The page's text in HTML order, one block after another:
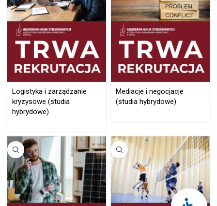
Logistyka i zarządzanie
kryzysowe (studia
hybrydowe)
Mediacje i negocjacje
(studia hybrydowe)